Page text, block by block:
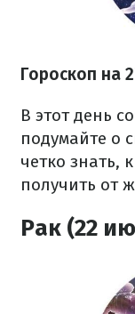
Гороскоп на
В этот день
подумайте о
четко знать,
получить от
Рак (22